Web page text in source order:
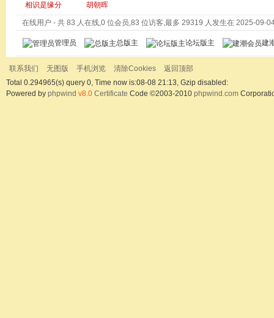
相识是缘分 胡朝晖
在线用户 - 共 83 人在线,0 位会员,83 位访客,最多 29319 人发生在 2025-09-
管理员 总版主 论坛版主 建
联系我们 无图版 手机浏览 清除Cookies
返回顶部
Total 0.294965(s) query 0, Time now is:08-08 21:13, Gzip disabled:
Powered by phpwind v8.0 Certificate Code ©2003-2010 phpwind.com